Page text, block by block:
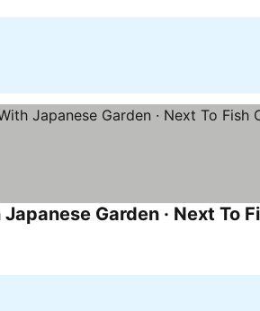
Garden · Next To